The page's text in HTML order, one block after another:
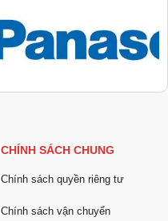
CHÍNH SÁCH CHUNG
Chính sách quyền riêng tư
Chính sách vận chuyển